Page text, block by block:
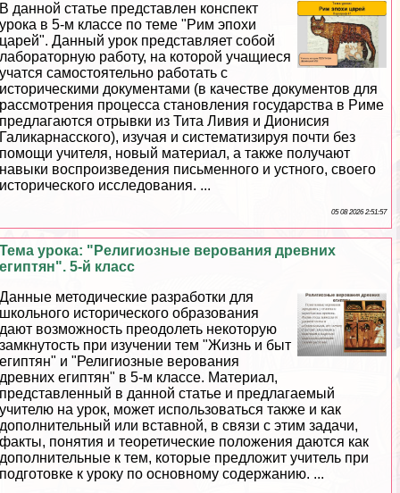
В данной статье представлен конспект
урока в 5-м классе по теме "Рим эпохи
царей". Данный урок представляет собой
лабораторную работу, на которой учащиеся
учатся самостоятельно работать с
историческими документами (в качестве документов для
рассмотрения процесса становления государства в Риме
предлагаются отрывки из Тита Ливия и Дионисия
Галикарнасского), изучая и систематизируя почти без
помощи учителя, новый материал, а также получают
навыки воспроизведения письменного и устного, своего
исторического исследования. ...
05 08 2026 2:51:57
Тема урока: "Религиозные верования древних
египтян". 5-й класс
Данные методические разработки для
школьного исторического образования
дают возможность преодолеть некоторую
замкнутость при изучении тем "Жизнь и быт
египтян" и "Религиозные верования
древних египтян" в 5-м классе. Материал,
представленный в данной статье и предлагаемый
учителю на урок, может использоваться также и как
дополнительный или вставной, в связи с этим задачи,
факты, понятия и теоретические положения даются как
дополнительные к тем, которые предложит учитель при
подготовке к уроку по основному содержанию. ...